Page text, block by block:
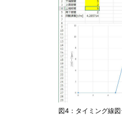
図4：タイミング線図